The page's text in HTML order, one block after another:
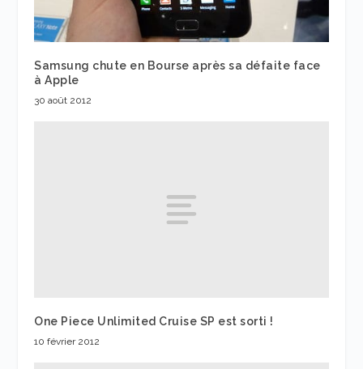
Samsung chute en Bourse après sa défaite face
à Apple
30 août 2012
One Piece Unlimited Cruise SP est sorti !
10 février 2012